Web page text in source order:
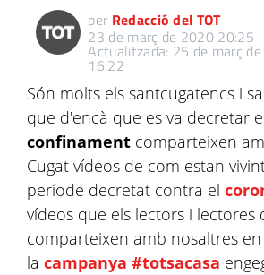
per Redacció del TOT
23 de març de 2020 20:25
Actualitzada: 25 de març
16:22
Són molts els santcugatencs i
que d'encà que es va decretar
confinament comparteixen
Cugat vídeos de com estan
període decretat contra el
vídeos que els lectors i lectores
comparteixen amb nosaltres
la campanya #totsacasa